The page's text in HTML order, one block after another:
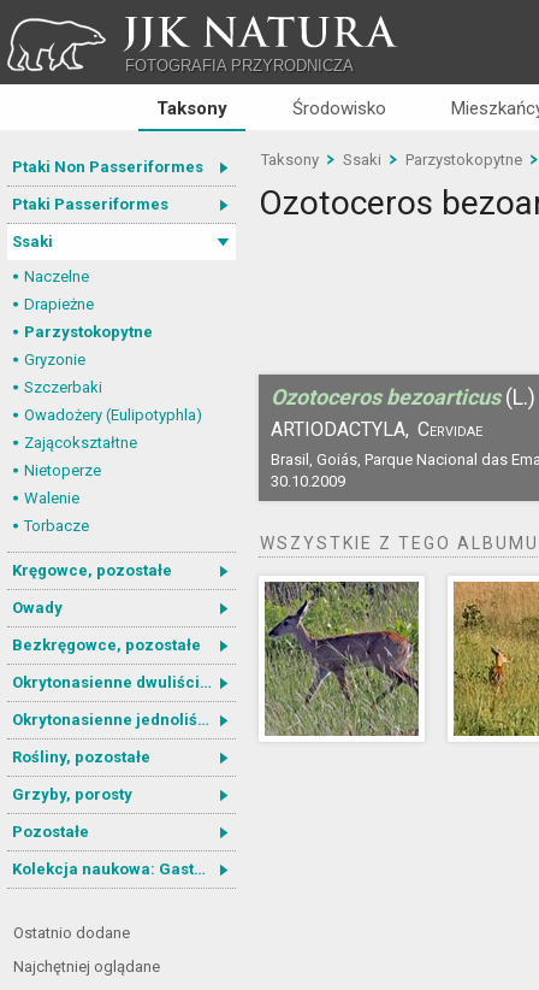
JJK NATURA
FOTOGRAFIA PRZYRODNICZA
Taksony Środowisko
Ptaki Non Passeriformes
Ptaki Passeriformes
Ssaki
Naczelne
Drapieżne
Parzystokopytne
Gryzonie
Szczerbaki
Owadożery (Eulipotyphla)
Zającokształtne
Nietoperze
Walenie
Torbacze
Kręgowce, pozostałe
Owady
Bezkręgowce, pozostałe
Okrytonasienne dwuliścienne
Okrytonasienne jednoliścienne
Rośliny, pozostałe
Grzyby, porosty
Pozostałe
Kolekcja naukowa: Gastrotricha
Ostatnio dodane
Najchętniej oglądane
Taksony Ssaki Parzystokopytne
Ozotoceros
Ozotoceros bezoarticus(L.)
ARTIODACTYLA, Cervidae
Brasil, Goiás, Parque Nacional das
30.10.2009
WSZYSTKIE Z TEGO ALBUMU